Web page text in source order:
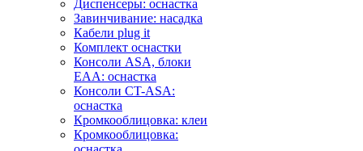
Диспенсеры: оснастка
Завинчивание: насадка
Кабели plug it
Комплект оснастки
Консоли ASA, блоки
EAA: оснастка
Консоли CT-ASA:
оснастка
Кромкооблицовка: клеи
Кромкооблицовка: